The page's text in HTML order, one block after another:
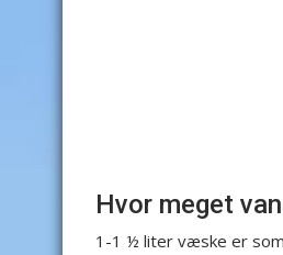
Hvor meget
1-1 ½ liter væske er